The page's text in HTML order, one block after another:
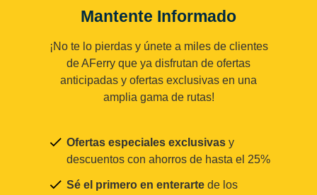
Mantente Informado
¡No te lo pierdas y únete a miles de clientes
de AFerry que ya disfrutan de ofertas
anticipadas y ofertas exclusivas en una
amplia gama de rutas!
Ofertas especiales exclusivas y
descuentos con ahorros de hasta el 25%
Sé el primero en enterarte de los